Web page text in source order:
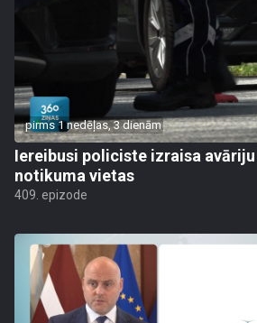
pirms 1 nedēļas, 3 dienām
Iereibusi policiste izraisa
notikuma vietas
409. epizode